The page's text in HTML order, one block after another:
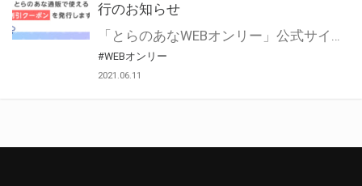
行のお知らせ
「とらのあなWEBオンリー」公式サイトでとらのあな通販の「割引クーポン」を配布中！ イベントごとに開催当日限定で使える割引クーポンのシリアルコードを発行します。 とらのあなWEBオンリーのページをチェックして、イベント当日にお得にお買い物を楽しみましょう♪ ※本キャンペーンは予告なく終了する場合がございます。 とらのあなWEBオンリーサイトはこちら
#WEBオンリー
2021.06.11